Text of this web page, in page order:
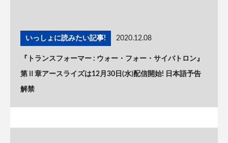
いっしょに読みたい記事! 2020.12.08
『トランスフォーマー : ウォー・フォー・サイバトロン』
第Ⅱ章アースライズは12月30日(水)配信開始! 日本語予告
解禁